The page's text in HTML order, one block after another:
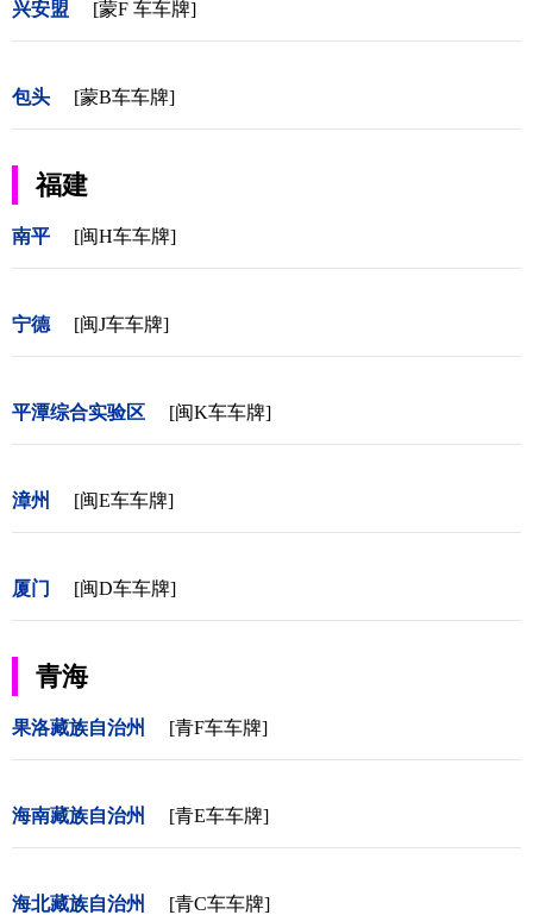
兴安盟 [蒙F 车车牌]
包头 [蒙B车车牌]
福建
南平 [闽H车车牌]
宁德 [闽J车车牌]
平潭综合实验区 [闽K车车牌]
漳州 [闽E车车牌]
厦门 [闽D车车牌]
青海
果洛藏族自治州 [青F车车牌]
海南藏族自治州 [青E车车牌]
海北藏族自治州 [青C车车牌]